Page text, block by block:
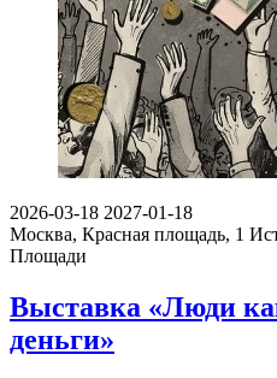
2026-03-18 2027-01-18
Москва, Красная площадь, 1
Площади
Выставка «Люди
деньги»